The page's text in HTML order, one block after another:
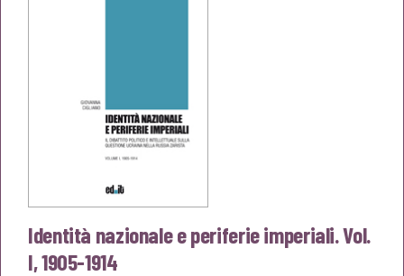
Identità nazionale e periferie imperiali. Vol.
I, 1905-1914